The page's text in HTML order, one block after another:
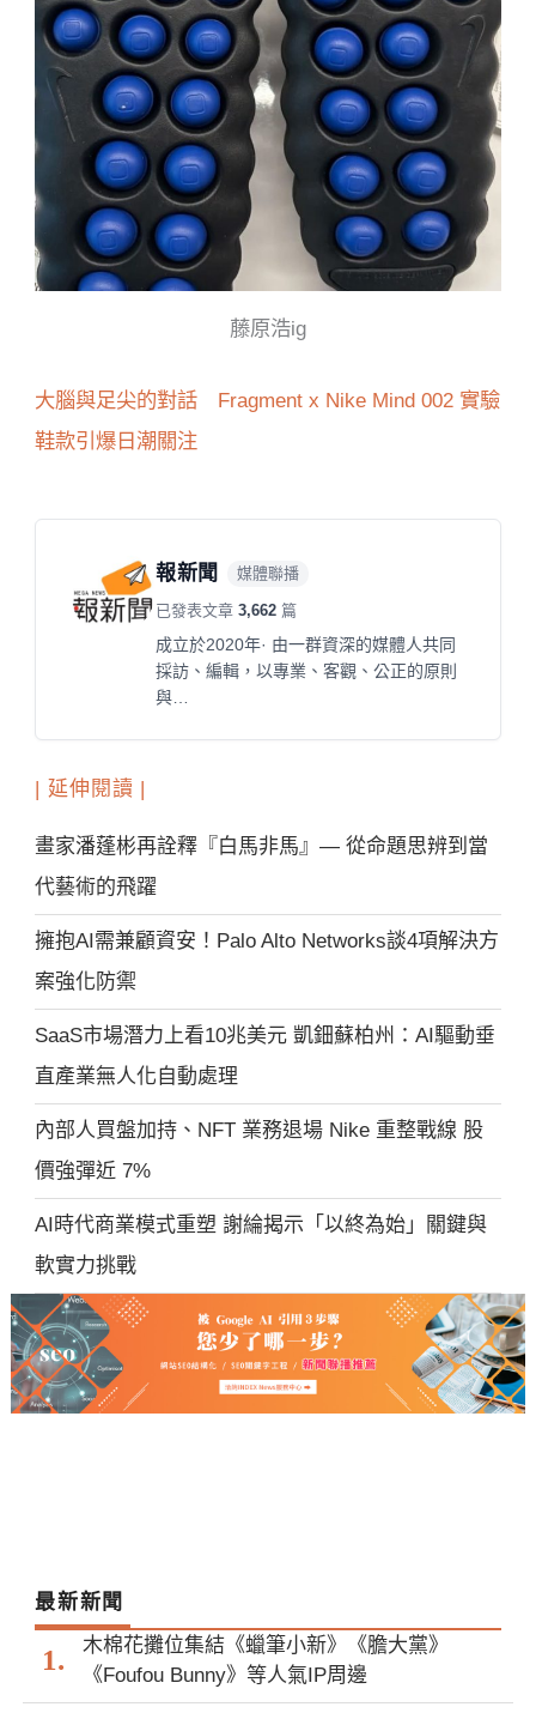
藤原浩ig
大腦與足尖的對話 Fragment x Nike Mind 002 實驗
鞋款引爆日潮關注
報新聞 媒體聯播
已發表文章3,662 篇
成立於2020年· 由一群資深的媒體人共同
採訪、編輯，以專業、客觀、公正的原則
與…
| 延伸閱讀 |
畫家潘蓬彬再詮釋『白馬非馬』— 從命題思辨到當
代藝術的飛躍
擁抱AI需兼顧資安！Palo Alto Networks談4項解決方
案強化防禦
SaaS市場潛力上看10兆美元 凱鈿蘇柏州：AI驅動垂
直產業無人化自動處理
內部人買盤加持、NFT 業務退場 Nike 重整戰線 股
價強彈近 7%
AI時代商業模式重塑 謝綸揭示「以終為始」關鍵與
軟實力挑戰
最新新聞
木棉花攤位集結《蠟筆小新》《膽大黨》
《Foufou Bunny》等人氣IP周邊